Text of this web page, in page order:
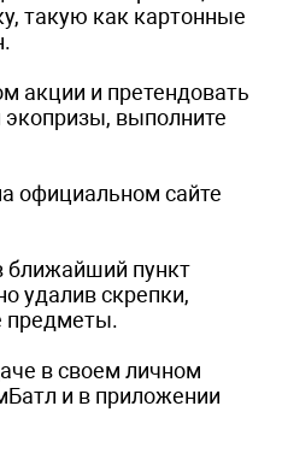
такую как картонные
акции и претендовать
выполните
официальном сайте
ближайший пункт
удалив скрепки,
предметы.
в своем личном
и в приложении